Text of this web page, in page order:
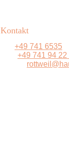
Kontakt
+49 741 6535
+49 741 94 22